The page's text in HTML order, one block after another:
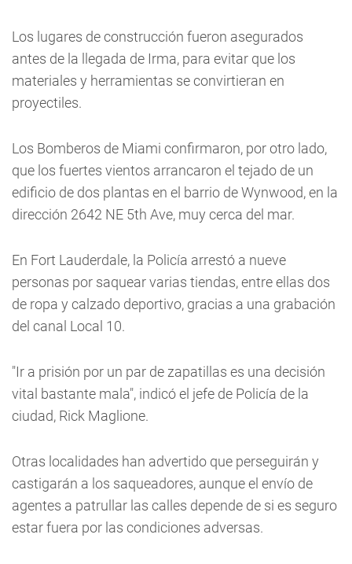
Los lugares de construcción fueron asegurados
antes de la llegada de Irma, para evitar que los
materiales y herramientas se convirtieran en
proyectiles.
Los Bomberos de Miami confirmaron, por otro lado,
que los fuertes vientos arrancaron el tejado de un
edificio de dos plantas en el barrio de Wynwood, en la
dirección 2642 NE 5th Ave, muy cerca del mar.
En Fort Lauderdale, la Policía arrestó a nueve
personas por saquear varias tiendas, entre ellas dos
de ropa y calzado deportivo, gracias a una grabación
del canal Local 10.
"Ir a prisión por un par de zapatillas es una decisión
vital bastante mala", indicó el jefe de Policía de la
ciudad, Rick Maglione.
Otras localidades han advertido que perseguirán y
castigarán a los saqueadores, aunque el envío de
agentes a patrullar las calles depende de si es seguro
estar fuera por las condiciones adversas.